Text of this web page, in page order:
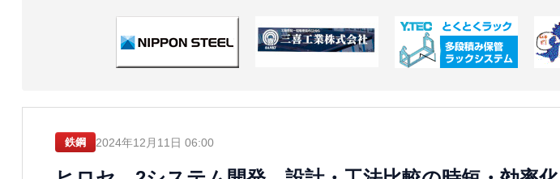
鉄鋼 2024年12月11日 06:00